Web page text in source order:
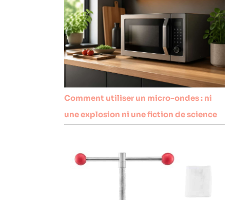
Comment utiliser un micro-ondes : ni
une explosion ni une fiction de science